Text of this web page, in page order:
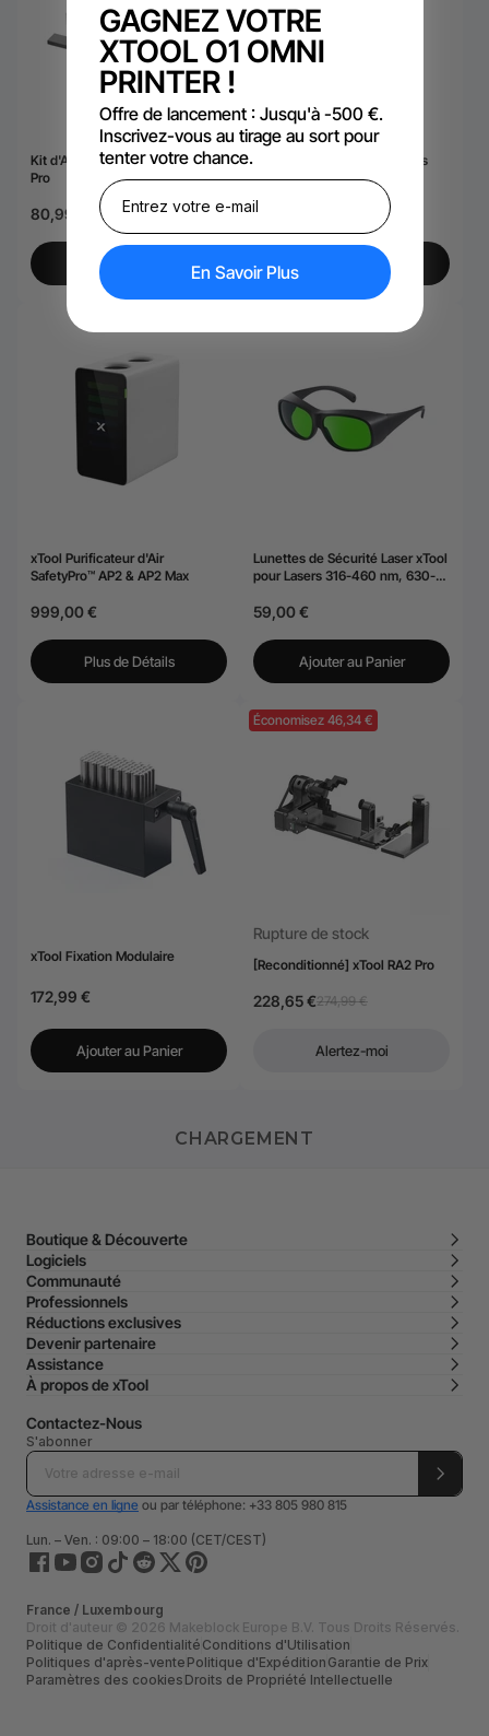
Kit d'Accessoires pour xTool RA2
Pro
80,99 €
Ajouter au Panier
xTool Ventilateur de Conduits
SafetyPro™ IF2 2.0
199,00 €
Ajouter au Panier
xTool Purificateur d'Air
SafetyPro™ AP2 & AP2 Max
999,00 €
Plus de Détails
Lunettes de Sécurité Laser xTool
pour Lasers 316-460 nm, 630-
59,00 €
Ajouter au Panier
xTool Fixation Modulaire
172,99 €
Ajouter au Panier
Économisez 46,34 €
Rupture de stock
[Reconditionné] xTool RA2 Pro
228,65 €274,99 €
Alertez-moi
CHARGEMENT
Boutique & Découverte
Logiciels
Communauté
Professionnels
Réductions exclusives
Devenir partenaire
Assistance
À propos de xTool
Contactez-Nous
S'abonner
Assistance en ligne ou par téléphone: +33 805 980 815
Lun. – Ven. : 09:00 – 18:00 (CET/CEST)
France / Luxembourg
Droit d'auteur © 2026 Makeblock Europe B.V. Tous Droits Réservés.
Politique de Confidentialité Conditions d'Utilisation
Politiques d'après-vente Politique d'Expédition Garantie de Prix
Paramètres des cookies Droits de Propriété Intellectuelle
GAGNEZ VOTRE
XTOOL O1 OMNI
PRINTER !
Offre de lancement : Jusqu'à -500 €.
Inscrivez-vous au tirage au sort pour
tenter votre chance.
En Savoir Plus